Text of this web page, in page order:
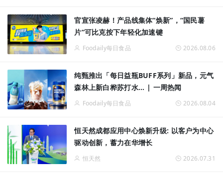
官宣张凌赫！产品线集体“焕新”，“国民薯
片”可比克按下年轻化加速键
Foodaily每日食品 2026.08.06
纯甄推出「每日益瓶BUFF系列」新品，元气
森林上新白桦苏打水... | 一周热闻
Foodaily每日食品 2026.08.04
恒天然成都应用中心焕新升级: 以客户为中心
驱动创新，蓄力在华增长
恒天然 2026.07.31